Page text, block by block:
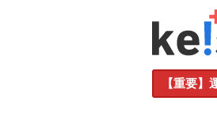
【重要